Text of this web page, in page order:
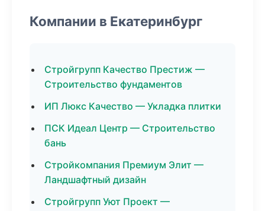
Компании в Екатеринбург
Стройгрупп Качество Престиж —
Строительство фундаментов
ИП Люкс Качество — Укладка плитки
ПСК Идеал Центр — Строительство
бань
Стройкомпания Премиум Элит —
Ландшафтный дизайн
Стройгрупп Уют Проект —